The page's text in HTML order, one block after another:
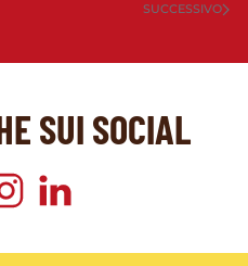
SUCCESSIVO
SUI SOCIAL